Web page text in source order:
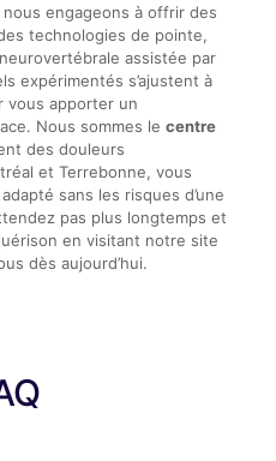
engageons à offrir des
technologies de pointe,
assistée par
expérimentés s’ajustent à
vous apporter un
Nous sommes le centre
des douleurs
et Terrebonne, vous
sans les risques d’une
pas plus longtemps et
en visitant notre site
dès aujourd’hui.